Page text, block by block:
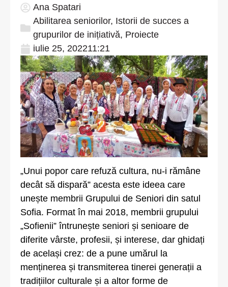
Ana Spatari
Abilitarea seniorilor, Istorii de succes a
grupurilor de inițiativă, Proiecte
iulie 25, 202211:21
„Unui popor care refuză cultura, nu-i rămâne
decât să dispară” acesta este ideea care
unește membrii Grupului de Seniori din satul
Sofia. Format în mai 2018, membrii grupului
„Sofienii” întrunește seniori și senioare de
diferite vârste, profesii, și interese, dar ghidați
de același crez: de a pune umărul la
menținerea și transmiterea tinerei generații a
tradițiilor culturale și a altor forme de